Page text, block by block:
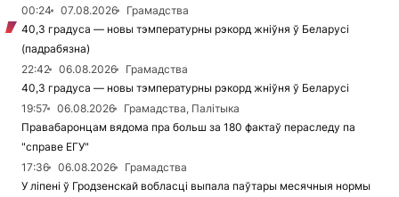
00:24 07.08.2026
Грамадства
40,3 градуса — новы тэмпературны рэкорд жніўня ў Беларусі
(падрабязна)
22:42
06.08.2026
Грамадства
40,3 градуса — новы тэмпературны рэкорд жніўня ў Беларусі
19:57
06.08.2026
Грамадства, Палітыка
Правабаронцам вядома пра больш за 180 фактаў пераследу па
"справе ЕГУ"
17:36
06.08.2026
Грамадства
У ліпені ў Гродзенскай вобласці выпала паўтары месячныя нормы